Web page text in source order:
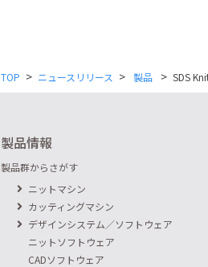
TOP > ニュースリリース > 製品 > SDS
製品情報
製品群からさがす
ニットマシン
カッティングマシン
デザインシステム／ソフトウェア
ニットソフトウェア
CADソフトウェア